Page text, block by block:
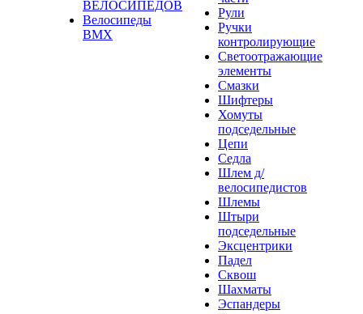
ВЕЛОСИПЕДОВ
Велосипеды
BMX
Рули
Ручки
контролирующие
Светоотражающие
элементы
Смазки
Шифтеры
Хомуты
подседельные
Цепи
Седла
Шлем д/
велосипедистов
Шлемы
Штыри
подседельные
Эксцентрики
Падел
Сквош
Шахматы
Эспандеры